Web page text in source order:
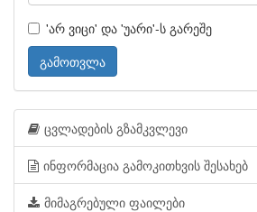
'არ ვიცი' და 'უარი'-ს გარეშე
გამოთვლა
ცვლადების გზამკვლევი
ინფორმაცია გამოკითხვის შესახებ
მიმაგრებული ფაილები